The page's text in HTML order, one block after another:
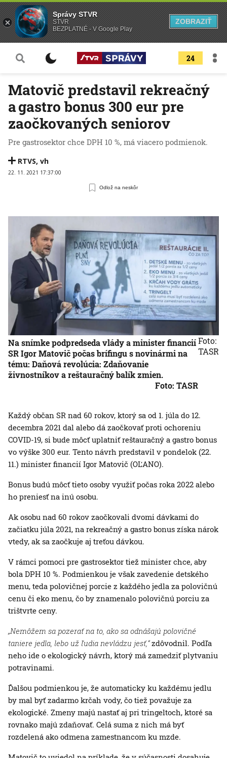
24
Matovič predstavil rekreačný
a gastro bonus 300 eur pre
zaočkovaných seniorov
Pre gastrosektor chce DPH 10 %, má viacero podmienok.
RTVS, vh
22. 11. 2021 17:37:00
Odlož na neskôr
Na snímke podpredseda vlády a minister financií
SR Igor Matovič počas brífingu s novinármi na
tému: Daňová revolúcia: Zdaňovanie
živnostníkov a reštauračný balík zmien.
Foto: TASR
Foto:
TASR
Každý občan SR nad 60 rokov, ktorý sa od 1. júla do 12.
decembra 2021 dal alebo dá zaočkovať proti ochoreniu
COVID-19, si bude môcť uplatniť reštauračný a gastro bonus
vo výške 300 eur. Tento návrh predstavil v pondelok (22.
11.) minister financií Igor Matovič (OĽANO).
Bonus budú môcť tieto osoby využiť počas roka 2022 alebo
ho preniesť na inú osobu.
Ak osobu nad 60 rokov zaočkovali dvomi dávkami do
začiatku júla 2021, na rekreačný a gastro bonus získa nárok
vtedy, ak sa zaočkuje aj treťou dávkou.
V rámci pomoci pre gastrosektor tiež minister chce, aby
bola DPH 10 %. Podmienkou je však zavedenie detského
menu, teda polovičnej porcie z každého jedla za polovičnú
cenu či eko menu, čo by znamenalo polovičnú porciu za
trištvrte ceny.
„Nemôžem sa pozerať na to, ako sa odnášajú polovičné
taniere jedla, lebo už ľudia nevládzu jesť,“zdôvodnil. Podľa
neho ide o ekologický návrh, ktorý má zamedziť plytvaniu
potravinami.
Ďalšou podmienkou je, že automaticky ku každému jedlu
by mal byť zadarmo krčah vody, čo tiež považuje za
ekologické. Zmeny majú nastať aj pri tringeltoch, ktoré sa
rovnako majú zdaňovať. Celá suma z nich má byť
rozdelená ako odmena zamestnancom ku mzde.
Správy STVR
STVR
BEZPLATNÉ - V Google Play
ZOBRAZIŤ